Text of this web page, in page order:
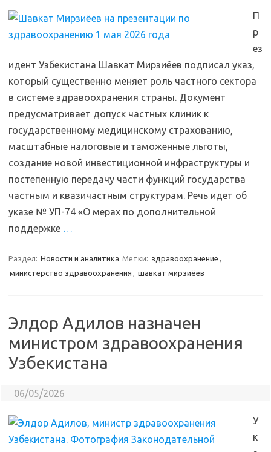
П
р
ез
идент Узбекистана Шавкат Мирзиёев подписал указ,
который существенно меняет роль частного сектора
в системе здравоохранения страны. Документ
предусматривает допуск частных клиник к
государственному медицинскому страхованию,
масштабные налоговые и таможенные льготы,
создание новой инвестиционной инфраструктуры и
постепенную передачу части функций государства
частным и квазичастным структурам. Речь идет об
указе № УП-74 «О мерах по дополнительной
поддержке …
Раздел: Новости и аналитика Метки: здравоохранение ,
министерство здравоохранения , шавкат мирзиёев
Элдор Адилов назначен
министром здравоохранения
Узбекистана
06/05/2026
У
к